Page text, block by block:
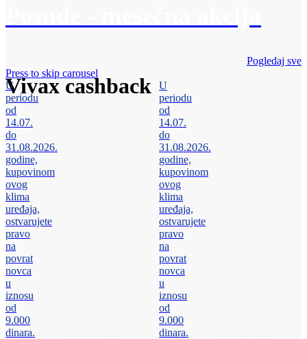
Vivax cashback
Pogledaj sve
Press to skip carousel
U
periodu
od
14.07.
do
31.08.2026.
godine,
kupovinom
ovog
klima
uređaja,
ostvarujete
pravo
na
povrat
novca
u
iznosu
od
9.000
dinara.
U
periodu
od
14.07.
do
31.08.2026.
godine,
kupovinom
ovog
klima
uređaja,
ostvarujete
pravo
na
povrat
novca
u
iznosu
od
9.000
dinara.